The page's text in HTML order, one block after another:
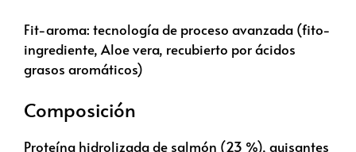
Fit-aroma: tecnología de proceso avanzada (fito-
ingrediente, Aloe vera, recubierto por ácidos
grasos aromáticos)
Composición
Proteína hidrolizada de salmón (23 %), guisantes